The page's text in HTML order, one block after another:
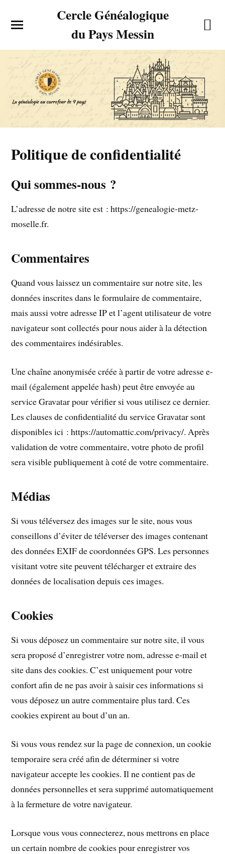
Cercle Généalogique
du Pays Messin
Politique de confidentialité
Qui sommes-nous ?
L’adresse de notre site est : https://genealogie-metz-
moselle.fr.
Commentaires
Quand vous laissez un commentaire sur notre site, les
données inscrites dans le formulaire de commentaire,
mais aussi votre adresse IP et l’agent utilisateur de votre
navigateur sont collectés pour nous aider à la détection
des commentaires indésirables.
Une chaîne anonymisée créée à partir de votre adresse e-
mail (également appelée hash) peut être envoyée au
service Gravatar pour vérifier si vous utilisez ce dernier.
Les clauses de confidentialité du service Gravatar sont
disponibles ici : https://automattic.com/privacy/. Après
validation de votre commentaire, votre photo de profil
sera visible publiquement à coté de votre commentaire.
Médias
Si vous téléversez des images sur le site, nous vous
conseillons d’éviter de téléverser des images contenant
des données EXIF de coordonnées GPS. Les personnes
visitant votre site peuvent télécharger et extraire des
données de localisation depuis ces images.
Cookies
Si vous déposez un commentaire sur notre site, il vous
sera proposé d’enregistrer votre nom, adresse e-mail et
site dans des cookies. C’est uniquement pour votre
confort afin de ne pas avoir à saisir ces informations si
vous déposez un autre commentaire plus tard. Ces
cookies expirent au bout d’un an.
Si vous vous rendez sur la page de connexion, un cookie
temporaire sera créé afin de déterminer si votre
navigateur accepte les cookies. Il ne contient pas de
données personnelles et sera supprimé automatiquement
à la fermeture de votre navigateur.
Lorsque vous vous connecterez, nous mettrons en place
un certain nombre de cookies pour enregistrer vos